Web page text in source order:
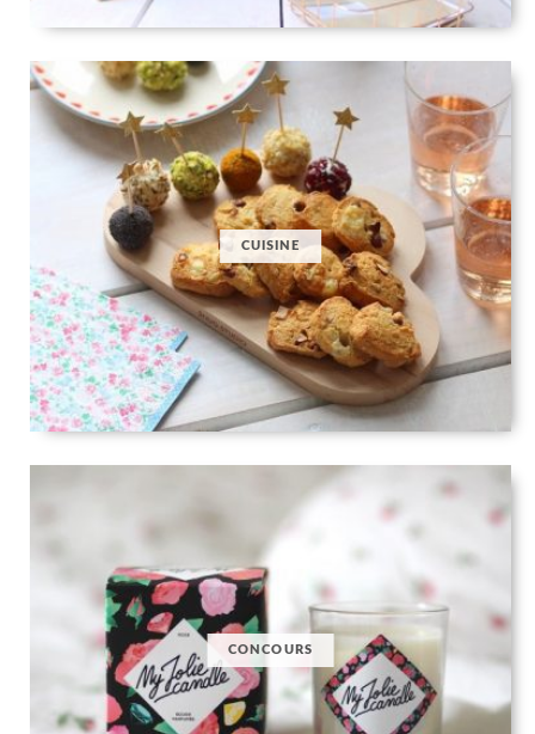
CUISINE
CONCOURS